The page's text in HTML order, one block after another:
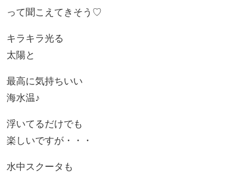
って聞こえてきそう♡
キラキラ光る
太陽と
最高に気持ちいい
海水温♪
浮いてるだけでも
楽しいですが・・・
水中スクータも